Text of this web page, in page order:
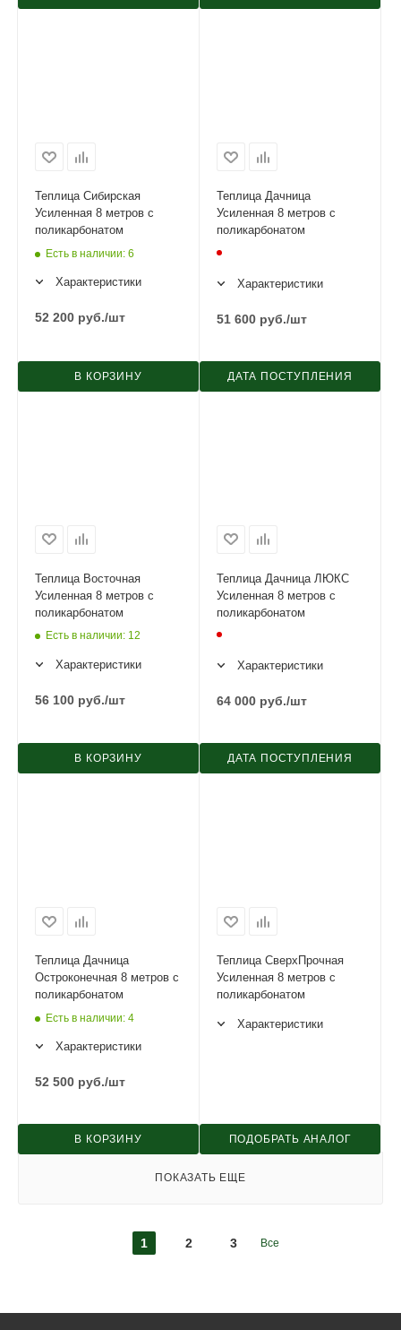
Теплица Сибирская
Усиленная 8 метров с
поликарбонатом
Есть в наличии: 6
Характеристики
52 200 руб./шт
В КОРЗИНУ
Теплица Дачница
Усиленная 8 метров с
поликарбонатом
Характеристики
51 600 руб./шт
ДАТА ПОСТУПЛЕНИЯ
Теплица Восточная
Усиленная 8 метров с
поликарбонатом
Есть в наличии: 12
Характеристики
56 100 руб./шт
В КОРЗИНУ
Теплица Дачница ЛЮКС
Усиленная 8 метров с
поликарбонатом
Характеристики
64 000 руб./шт
ДАТА ПОСТУПЛЕНИЯ
Теплица Дачница
Остроконечная 8 метров с
поликарбонатом
Есть в наличии: 4
Характеристики
52 500 руб./шт
В КОРЗИНУ
Теплица СверхПрочная
Усиленная 8 метров с
поликарбонатом
Характеристики
ПОДОБРАТЬ АНАЛОГ
ПОКАЗАТЬ ЕЩЕ
1 2 3 Все